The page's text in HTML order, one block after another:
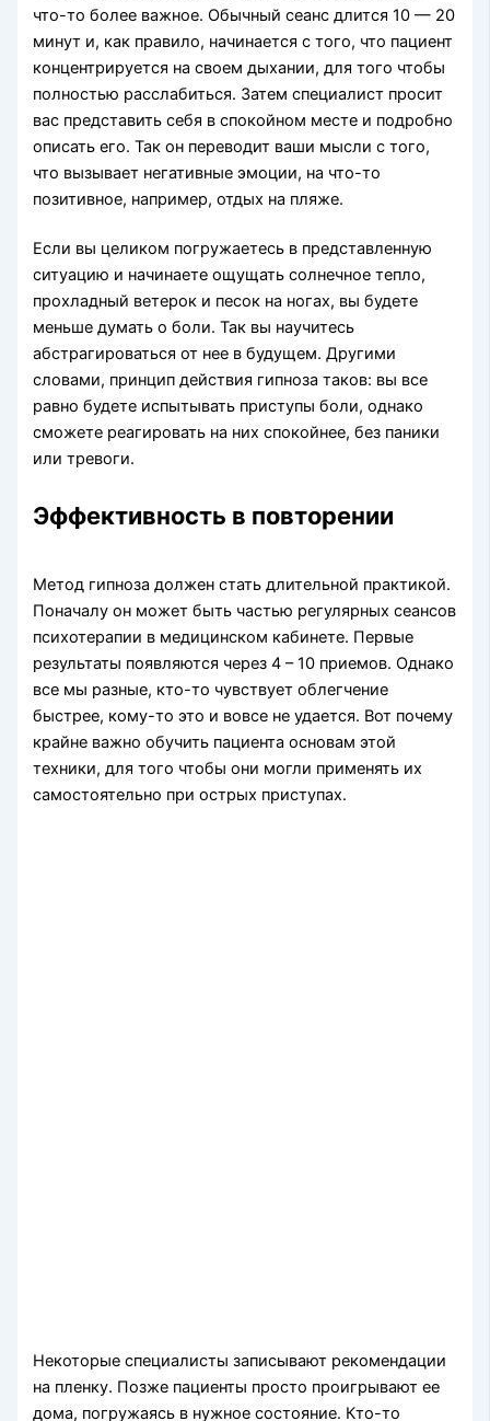
что-то более важное. Обычный сеанс длится 10 — 20
минут и, как правило, начинается с того, что пациент
концентрируется на своем дыхании, для того чтобы
полностью расслабиться. Затем специалист просит
вас представить себя в спокойном месте и подробно
описать его. Так он переводит ваши мысли с того,
что вызывает негативные эмоции, на что-то
позитивное, например, отдых на пляже.
Если вы целиком погружаетесь в представленную
ситуацию и начинаете ощущать солнечное тепло,
прохладный ветерок и песок на ногах, вы будете
меньше думать о боли. Так вы научитесь
абстрагироваться от нее в будущем. Другими
словами, принцип действия гипноза таков: вы все
равно будете испытывать приступы боли, однако
сможете реагировать на них спокойнее, без паники
или тревоги.
Эффективность в повторении
Метод гипноза должен стать длительной практикой.
Поначалу он может быть частью регулярных сеансов
психотерапии в медицинском кабинете. Первые
результаты появляются через 4 – 10 приемов. Однако
все мы разные, кто-то чувствует облегчение
быстрее, кому-то это и вовсе не удается. Вот почему
крайне важно обучить пациента основам этой
техники, для того чтобы они могли применять их
самостоятельно при острых приступах.
Некоторые специалисты записывают рекомендации
на пленку. Позже пациенты просто проигрывают ее
дома, погружаясь в нужное состояние. Кто-то